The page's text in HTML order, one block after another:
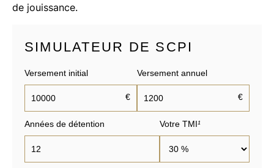
de jouissance.
SIMULATEUR DE SCPI
Versement initial
€
Versement annuel
€
Années de détention Votre TMI¹